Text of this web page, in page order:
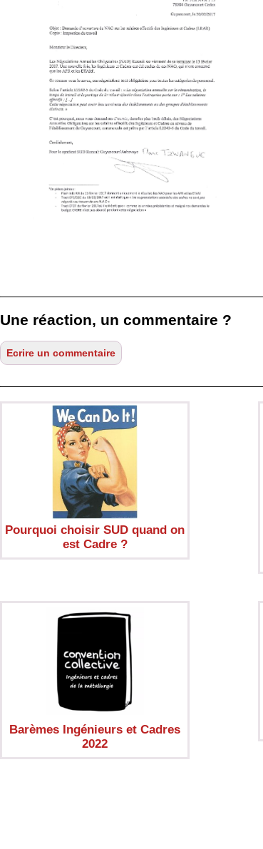
Une réaction, un commentaire ?
Pourquoi choisir SUD quand on
est Cadre ?
Barèmes Ingénieurs et Cadres
2022